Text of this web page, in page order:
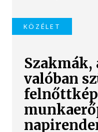
KÖZÉLET
valóban